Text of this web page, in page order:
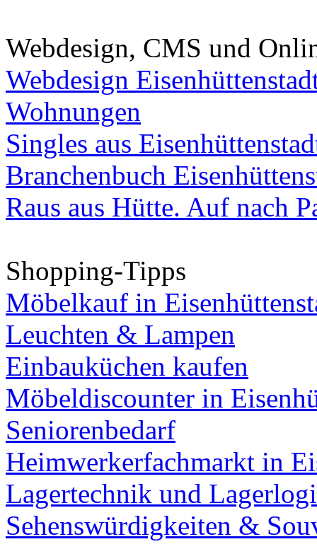
Webdesign, CMS und
Webdesign
Wohnungen
Singles aus
Branchenbuch
Raus aus Hütte. Auf nach
Shopping-Tipps
Möbelkauf in
Leuchten & Lampen
Einbauküchen kaufen
Möbeldiscounter in
Seniorenbedarf
Heimwerkerfachmarkt in
Lagertechnik und
Sehenswürdigkeiten &